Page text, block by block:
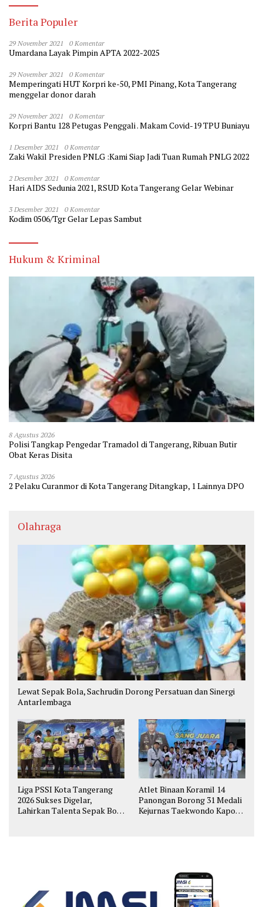
Berita Populer
29 November 2021 0 Komentar
Umardana Layak Pimpin APTA 2022-2025
29 November 2021 0 Komentar
Memperingati HUT Korpri ke-50, PMI Pinang, Kota Tangerang
menggelar donor darah
29 November 2021 0 Komentar
Korpri Bantu 128 Petugas Penggali . Makam Covid-19 TPU Buniayu
1 Desember 2021 0 Komentar
Zaki Wakil Presiden PNLG :Kami Siap Jadi Tuan Rumah PNLG 2022
2 Desember 2021 0 Komentar
Hari AIDS Sedunia 2021, RSUD Kota Tangerang Gelar Webinar
3 Desember 2021 0 Komentar
Kodim 0506/Tgr Gelar Lepas Sambut
Hukum & Kriminal
8 Agustus 2026
Polisi Tangkap Pengedar Tramadol di Tangerang, Ribuan Butir
Obat Keras Disita
7 Agustus 2026
2 Pelaku Curanmor di Kota Tangerang Ditangkap, 1 Lainnya DPO
Olahraga
Lewat Sepak Bola, Sachrudin Dorong Persatuan dan Sinergi
Antarlembaga
Liga PSSI Kota Tangerang
2026 Sukses Digelar,
Lahirkan Talenta Sepak Bola
Atlet Binaan Koramil 14
Panongan Borong 31 Medali
Kejurnas Taekwondo Kapolri